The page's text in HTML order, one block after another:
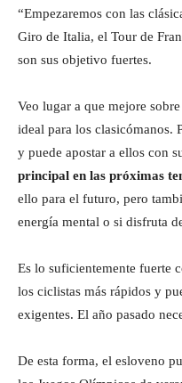
“Empezaremos con las
Giro de Italia, el Tour de
son sus objetivo fuertes.
Veo lugar a que mejore
ideal para los clasicómanos.
y puede apostar a ellos con
principal en las próximas
ello para el futuro, pero
energía mental o si disfruta
Es lo suficientemente fuerte
los ciclistas más rápidos y
exigentes. El año pasado
De esta forma, el esloveno